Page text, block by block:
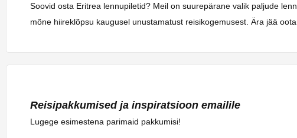
Soovid osta Eritrea lennupiletid? Meil on suurepärane valik paljude
mõne hiireklõpsu kaugusel unustamatust reisikogemusest. Ära jää
Reisipakkumised ja inspiratsioon emailile
Lugege esimestena parimaid pakkumisi!